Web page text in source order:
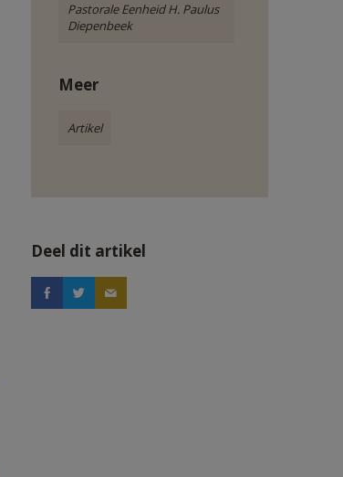
Pastorale Eenheid H. Paulus
Diepenbeek
Meer
Artikel
Deel dit artikel